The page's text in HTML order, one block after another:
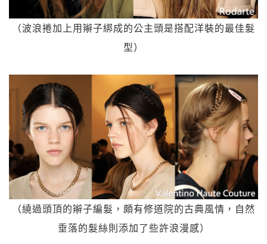
（波浪捲加上用辮子綁成的公主頭是搭配洋裝的最佳髮
型）
（繞過頭頂的辮子編髮，頗有修道院的古典風情，自然
垂落的髮絲則添加了些許浪漫感）